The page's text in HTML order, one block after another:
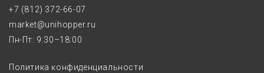
+7 (812) 372-66-07
market@unihopper.ru
Пн-Пт: 9:30–18:00
Политика конфиденциальности